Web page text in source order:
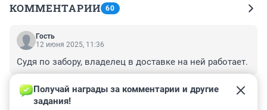
КОММЕНТАРИИ 60
Гость
12 июня 2025, 11:36
Судя по забору, владелец в доставке на ней работает.
–0
Гость
Получай награды за комментарии и другие
задания!